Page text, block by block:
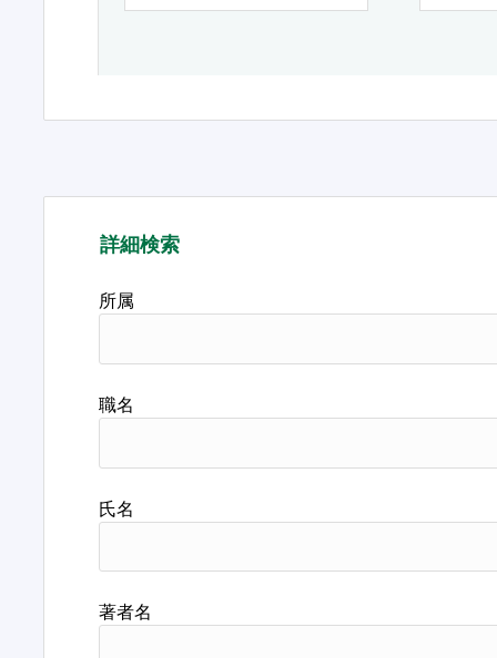
詳細検索
所属
職名
氏名
著者名